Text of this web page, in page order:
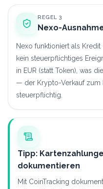
REGEL 3
Nexo-
Nexo funktioniert als
kein steuerpflichtiges
in EUR (statt Token), was
— der Krypto-Verkauf zum
steuerpflichtig.
Tipp:
dokumentieren
Mit CoinTracking